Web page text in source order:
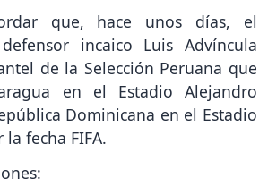
que, hace unos días, el
incaico Luis Advíncula
de la Selección Peruana que
en el Estadio Alejandro
Dominicana en el Estadio
fecha FIFA.